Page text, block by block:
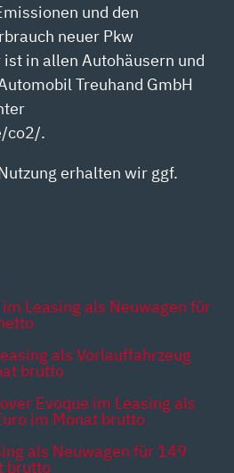
und den
neuer Pkw
in allen Autohäusern und
Treuhand GmbH
co2/.
erhalten wir ggf.
im Leasing als Neuwagen für
als Vorlauffahrzeug
brutto
Evoque im Leasing als
im Monat brutto
als Neuwagen für 149
brutto